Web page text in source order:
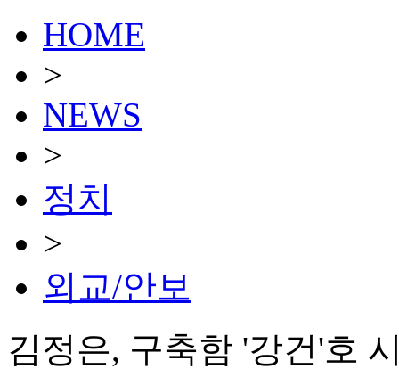
HOME
>
NEWS
>
정치
>
외교/안보
김정은, 구축함 '강건'호